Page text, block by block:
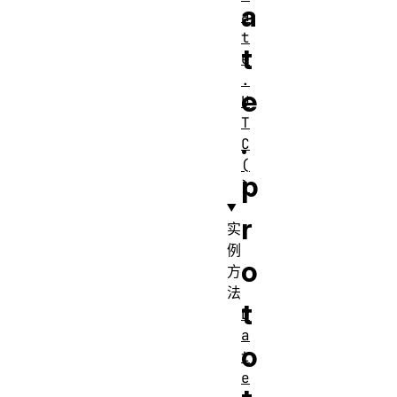
a
t
e
.
p
r
o
t
o
a
t
e
.
U
T
C
(
)
实
例
方
法
D
a
t
e